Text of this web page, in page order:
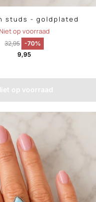
studs - goldplated
Niet op voorraad
32,95 -70%
9,95
op voorraad